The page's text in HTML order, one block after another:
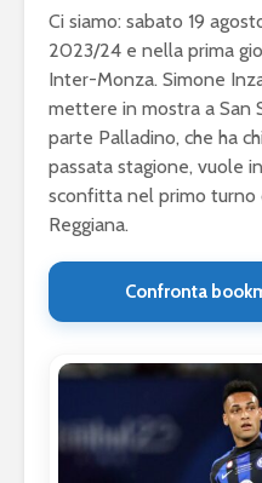
Ci siamo: sabato 19
2023/24 e nella prima
Inter-Monza. Simone
mettere in mostra a San
parte Palladino, che ha
passata stagione, vuole
sconfitta nel primo turno
Reggiana.
Confronta